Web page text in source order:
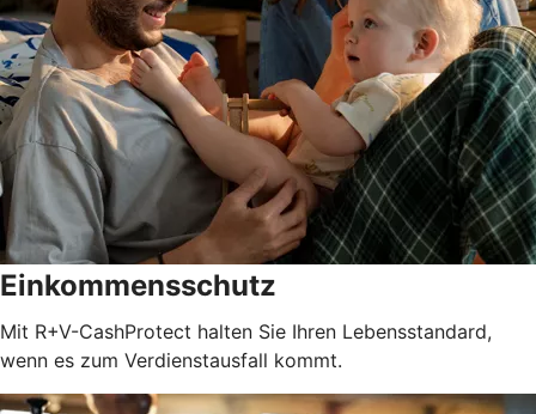
Einkommensschutz
Mit R+V-CashProtect halten Sie Ihren Lebensstandard,
wenn es zum Verdienstausfall kommt.